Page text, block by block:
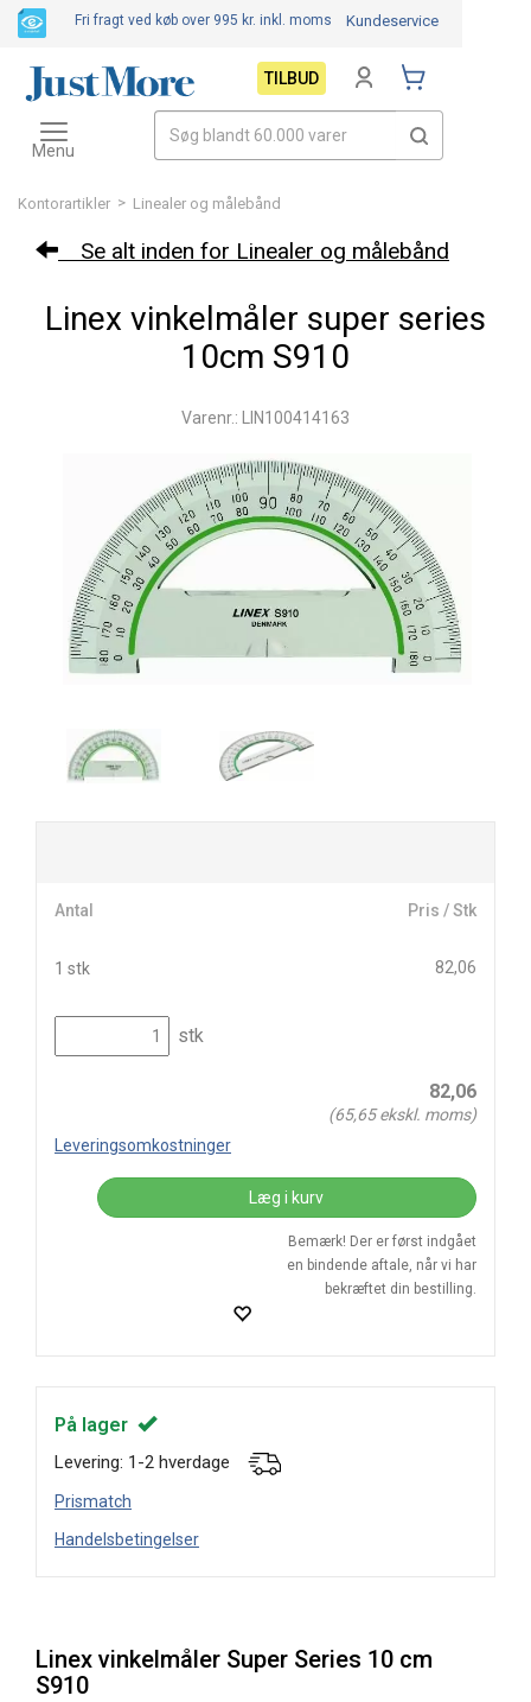
Kontorartikler > Linealer og målebånd
Se alt inden for Linealer og målebånd
Linex vinkelmåler super series
10cm S910
Varenr.: LIN100414163
Antal Pris / Stk
1 stk 82,06
stk
82,06
(65,65ekskl. moms)
Leveringsomkostninger
Læg i kurv
Bemærk! Der er først indgået
en bindende aftale, når vi har
bekræftet din bestilling.
På lager
Levering: 1-2 hverdage
Prismatch
Handelsbetingelser
Linex vinkelmåler Super Series 10 cm
S910
Fri fragt ved køb over 995 kr. inkl. moms Kundeservice
TILBUD
Toggle
navigation
Menu